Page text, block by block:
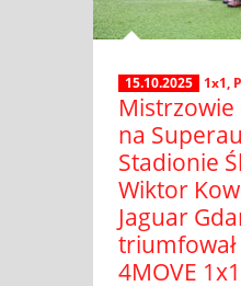
15.10.2025 1x1,
na
Stadionie
Wiktor
Jaguar
4MOVE